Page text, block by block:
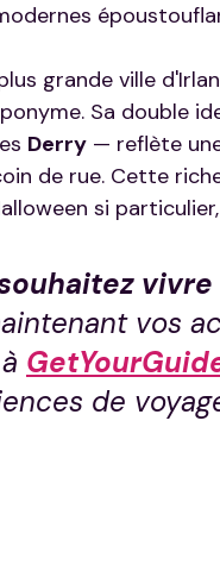
grande ville
Sa double
Derry — reflète
de rue. Cette
si
vos
de